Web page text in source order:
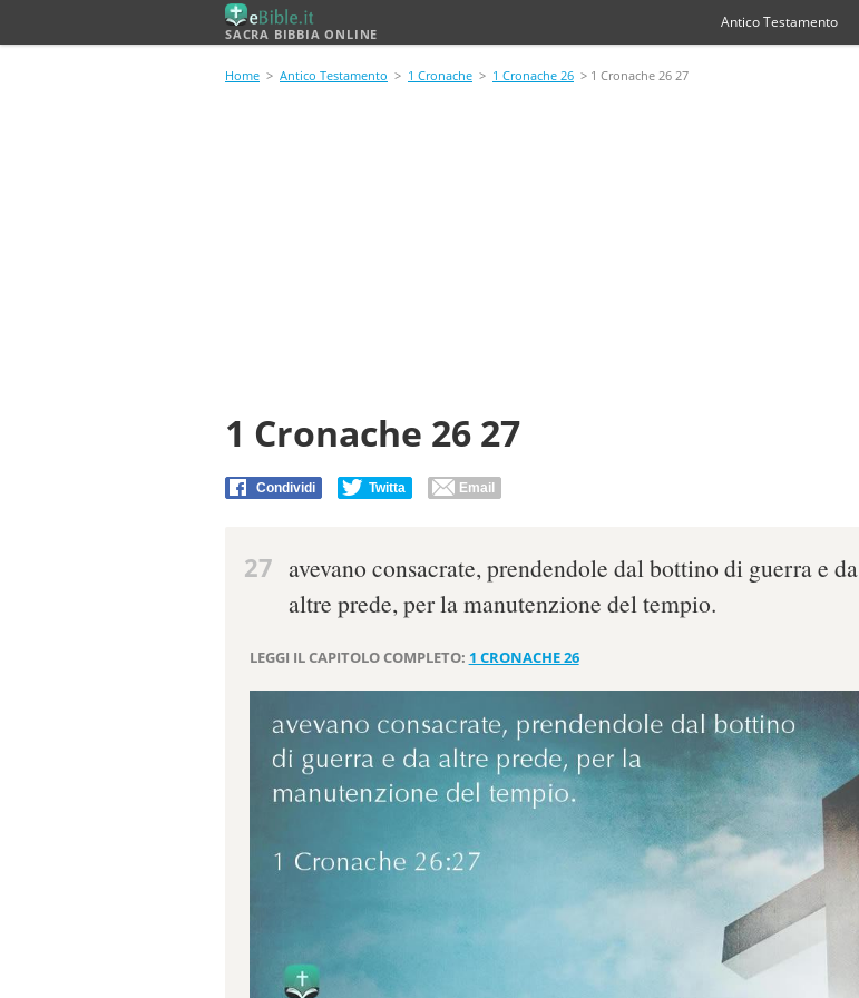
SACRA BIBBIA ONLINE
Antico Testamento
Home > Antico Testamento > 1 Cronache > 1 Cronache 26 > 1 Cronache 26 27
1 Cronache 26 27
Condividi Twitta Email
27 avevano consacrate, prendendole dal bottino di guerra e da
altre prede, per la manutenzione del tempio.
LEGGI IL CAPITOLO COMPLETO: 1 CRONACHE 26